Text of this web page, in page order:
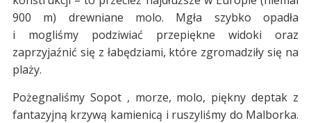
900 m) drewniane molo. Mgła szybko opadła
i mogliśmy podziwiać przepiękne widoki oraz
zaprzyjaźnić się z łabędziami, które zgromadziły się na
plaży.
Pożegnaliśmy Sopot , morze, molo, piękny deptak z
fantazyjną krzywą kamienicą i ruszyliśmy do Malborka.